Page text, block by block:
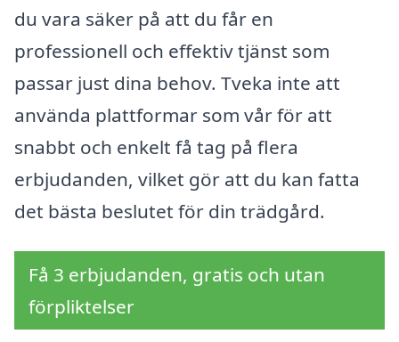
du vara säker på att du får en
professionell och effektiv tjänst som
passar just dina behov. Tveka inte att
använda plattformar som vår för att
snabbt och enkelt få tag på flera
erbjudanden, vilket gör att du kan fatta
det bästa beslutet för din trädgård.
Få 3 erbjudanden, gratis och utan
förpliktelser